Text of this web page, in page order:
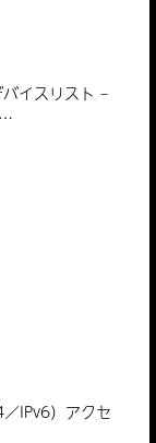
イスリスト –
IPv6）アクセ